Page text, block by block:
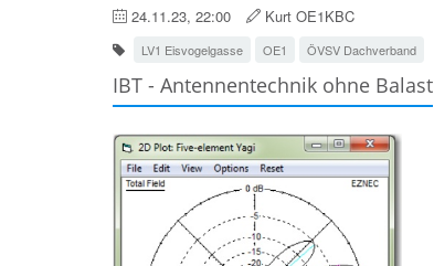
24.11.23, 22:00 Kurt OE1KBC
LV1 Eisvogelgasse OE1 ÖVSV Dachverband
IBT - Antennentechnik ohne Balast